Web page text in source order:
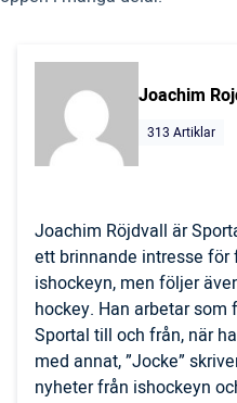
Joachim
313 Artiklar
Joachim Röjdvall är
ett brinnande intresse för
ishockeyn, men följer
hockey. Han arbetar
Sportal till och från, när
med annat, ”Jocke”
nyheter från ishockeyn